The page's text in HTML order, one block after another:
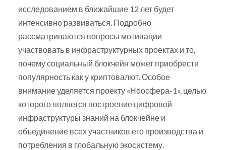
исследованием в ближайшие 12 лет будет
интенсивно развиваться. Подробно
рассматриваются вопросы мотивации
участвовать в инфраструктурных проектах и то,
почему социальный блокчейн может приобрести
популярность как у криптовалют. Особое
внимание уделяется проекту «Ноосфера-1», целью
которого является построение цифровой
инфраструктуры знаний на блокчейне и
объединение всех участников его производства и
потребления в глобальную экосистему.